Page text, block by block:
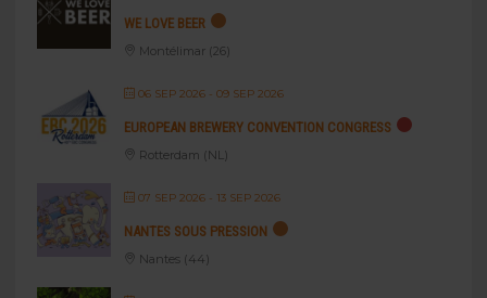
WE LOVE BEER
Montélimar (26)
06 SEP 2026- 09 SEP 2026
EUROPEAN BREWERY CONVENTION CONGRESS
Rotterdam (NL)
07 SEP 2026- 13 SEP 2026
NANTES SOUS PRESSION
Nantes (44)